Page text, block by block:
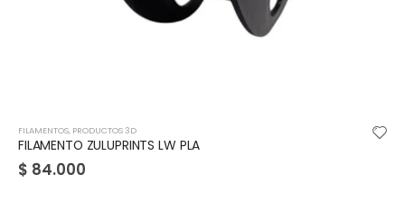
PRODUCTOS 3D
Filamento 3D PLA Madera
Contáctanos